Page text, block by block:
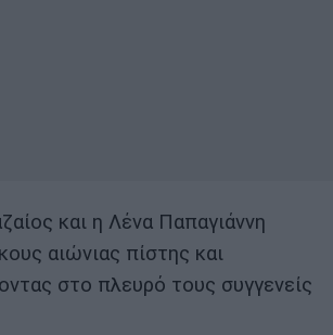
και η Λένα Παπαγιάννη
αιώνιας πίστης και
στο πλευρό τους συγγενείς